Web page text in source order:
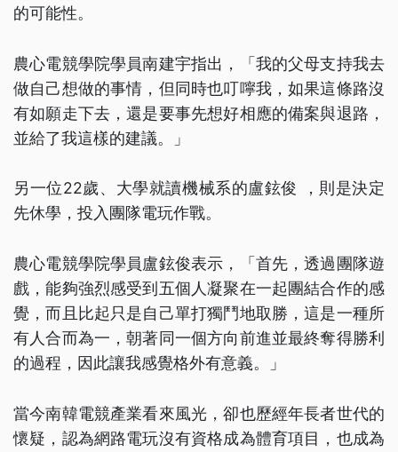
的可能性。
農心電競學院學員南建宇指出，「我的父母支持我去
做自己想做的事情，但同時也叮嚀我，如果這條路沒
有如願走下去，還是要事先想好相應的備案與退路，
並給了我這樣的建議。」
另一位22歲、大學就讀機械系的盧鉉俊 ，則是決定
先休學，投入團隊電玩作戰。
農心電競學院學員盧鉉俊表示，「首先，透過團隊遊
戲，能夠強烈感受到五個人凝聚在一起團結合作的感
覺，而且比起只是自己單打獨鬥地取勝，這是一種所
有人合而為一，朝著同一個方向前進並最終奪得勝利
的過程，因此讓我感覺格外有意義。」
當今南韓電競產業看來風光，卻也歷經年長者世代的
懷疑，認為網路電玩沒有資格成為體育項目，也成為